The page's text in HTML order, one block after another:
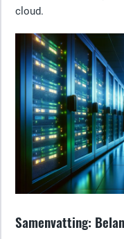
cloud.
Samenvatting: